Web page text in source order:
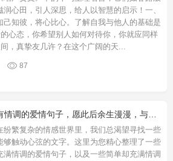
润心田，引人深思，给人以智慧的启示！一、
己知彼，将心比心。了解自我与他人的基础是
心态，你希望别人如何对待你，你就应同样
，真挚友几许？在这个广阔的天...
87
纷繁复杂的情感世界里，我们总渴望寻找一些
够触动心弦的文字。这里为您精心整理了一些
满情调的爱情句子，以及一些简单却充满情调